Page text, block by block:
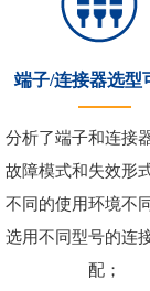
端子/连接器选型
分析了端子和连接
故障模式和失效形
不同的使用环境不
选用不同型号的连
配；